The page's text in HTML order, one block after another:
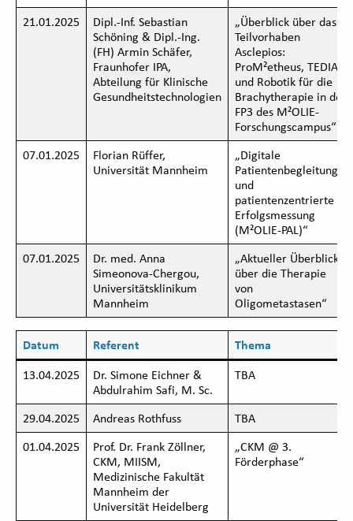
21.01.2025
Dipl.-Inf. Sebastian
Schöning & Dipl.-Ing.
(FH) Armin Schäfer,
Fraunhofer IPA,
Abteilung für Klinische
Gesundheitstechnologien
„Überblick über das
Teilvorhaben
Asclepios:
ProM²etheus, TEDIAS
und Robotik für die
Brachytherapie in der
FP3 des M²OLIE-
Forschungscampus“
07.01.2025
Florian Rüffer,
Universität Mannheim
„Digitale
Patientenbegleitung
und
patientenzentrierte
Erfolgsmessung
(M²OLIE-PAL)“
07.01.2025
Dr. med. Anna
Simeonova-Chergou,
Universitätsklinikum
Mannheim
„Aktueller Überblick
über die Therapie
von
Oligometastasen“
Datum Referent Thema
13.04.2025
Dr. Simone Eichner &
Abdulrahim Safi, M. Sc.
TBA
29.04.2025 Andreas Rothfuss TBA
01.04.2025
Prof. Dr. Frank Zöllner,
CKM, MIISM,
Medizinische Fakultät
Mannheim der
Universität Heidelberg
„CKM @ 3.
Förderphase“